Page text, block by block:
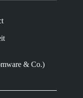
& Co.)